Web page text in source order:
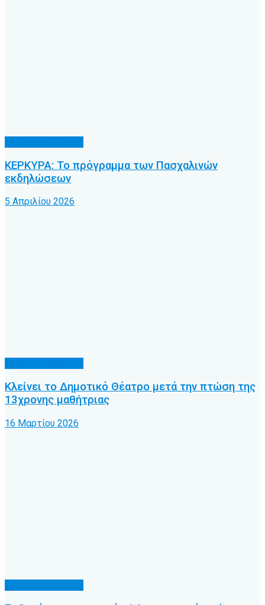
ΚΕΡΚΥΡΑ: Το πρόγραμμα των Πασχαλινών
εκδηλώσεων
5 Απριλίου 2026
Κλείνει το Δημοτικό Θέατρο μετά την πτώση της
13χρονης μαθήτριας
16 Μαρτίου 2026